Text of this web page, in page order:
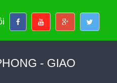
- GIAO